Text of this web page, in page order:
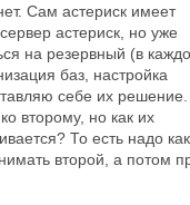
Сам астериск имеет
астериск, но уже
на резервный (в
баз, настройка
себе их решение.
второму, но как их
То есть надо
второй, а потом